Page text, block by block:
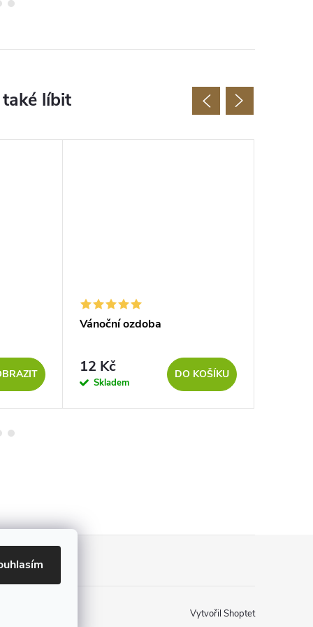
Vánoční ozdoba
12 Kč
Skladem
DO KOŠÍKU
Vytvořil Shoptet